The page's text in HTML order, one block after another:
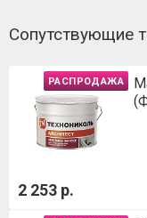
Сопутствующие
РАСПРОДАЖА
2 253 р.